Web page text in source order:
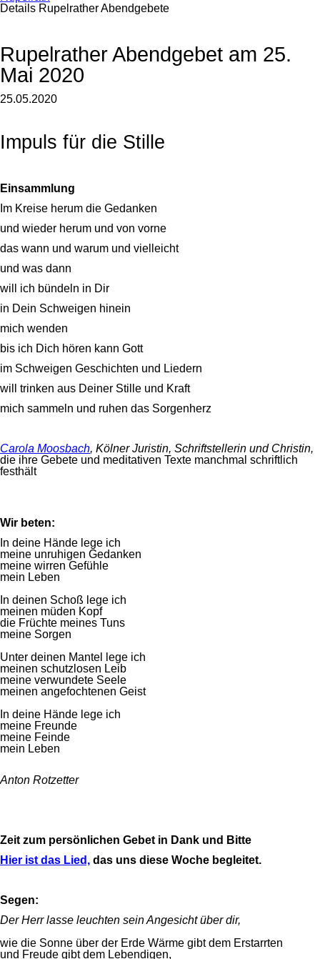
Details Rupelrather Abendgebete
Rupelrather Abendgebet am 25.
Mai 2020
25.05.2020
Impuls für die Stille
Einsammlung
Im Kreise herum die Gedanken
und wieder herum und von vorne
das wann und warum und vielleicht
und was dann
will ich bündeln in Dir
in Dein Schweigen hinein
mich wenden
bis ich Dich hören kann Gott
im Schweigen Geschichten und Liedern
will trinken aus Deiner Stille und Kraft
mich sammeln und ruhen das Sorgenherz
Carola Moosbach, Kölner Juristin, Schriftstellerin und Christin,
die ihre Gebete und meditativen Texte manchmal schriftlich
festhält
Wir beten:
In deine Hände lege ich
meine unruhigen Gedanken
meine wirren Gefühle
mein Leben
In deinen Schoß lege ich
meinen müden Kopf
die Früchte meines Tuns
meine Sorgen
Unter deinen Mantel lege ich
meinen schutzlosen Leib
meine verwundete Seele
meinen angefochtenen Geist
In deine Hände lege ich
meine Freunde
meine Feinde
mein Leben
Anton Rotzetter
Zeit zum persönlichen Gebet in Dank und Bitte
Hier ist das Lied, das uns diese Woche begleitet.
Segen:
Der Herr lasse leuchten sein Angesicht über dir,
wie die Sonne über der Erde Wärme gibt dem Erstarrten
und Freude gibt dem Lebendigen,